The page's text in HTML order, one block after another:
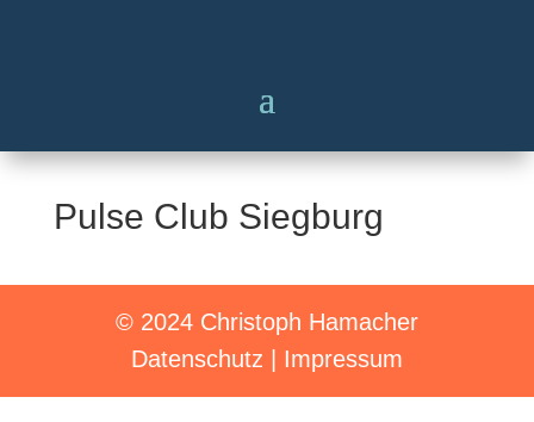
Pulse Club Siegburg
© 2024 Christoph Hamacher
Datenschutz
Impressum